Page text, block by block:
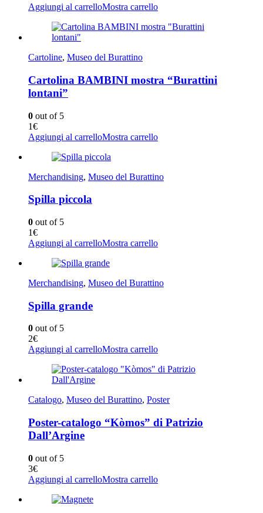
Aggiungi al carrelloMostra carrello
Cartoline, Museo del Burattino
Cartolina BAMBINI mostra “Burattini
lontani”
0 out of 5
1€
Aggiungi al carrelloMostra carrello
Merchandising, Museo del Burattino
Spilla piccola
0 out of 5
1€
Aggiungi al carrelloMostra carrello
Merchandising, Museo del Burattino
Spilla grande
0 out of 5
2€
Aggiungi al carrelloMostra carrello
Catalogo, Museo del Burattino, Poster
Poster-catalogo “Kòmos” di Patrizio
Dall’Argine
0 out of 5
3€
Aggiungi al carrelloMostra carrello